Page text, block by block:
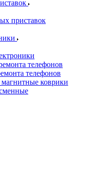
приставок
телефонов
телефонов
коврики